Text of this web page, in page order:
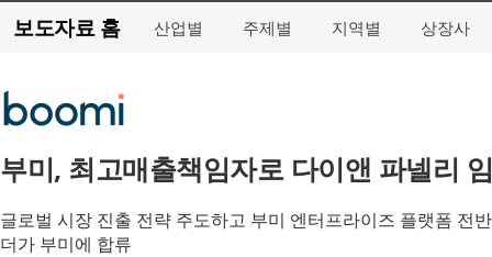
보도자료 홈 산업별 주제별 지역별 상장사
부미, 최고매출책임자로 다이앤 파넬리
글로벌 시장 진출 전략 주도하고 부미 엔터프라이즈 플랫폼 전
더가 부미에 합류